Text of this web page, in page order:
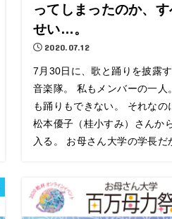
ってしまったのか、
せい…。
2020.07.12
7月30日に、歌と踊りを披露
音楽隊。 私もメンバーの一人
も踊りもできない。 それなの
松本優子（桂小すみ）さんか
入る。 お母さん大学の学長だ